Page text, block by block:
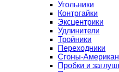
Угольники
Контргайки
Эксцентрики
Удлинители
Тройники
Переходники
Сгоны-
Пробки и